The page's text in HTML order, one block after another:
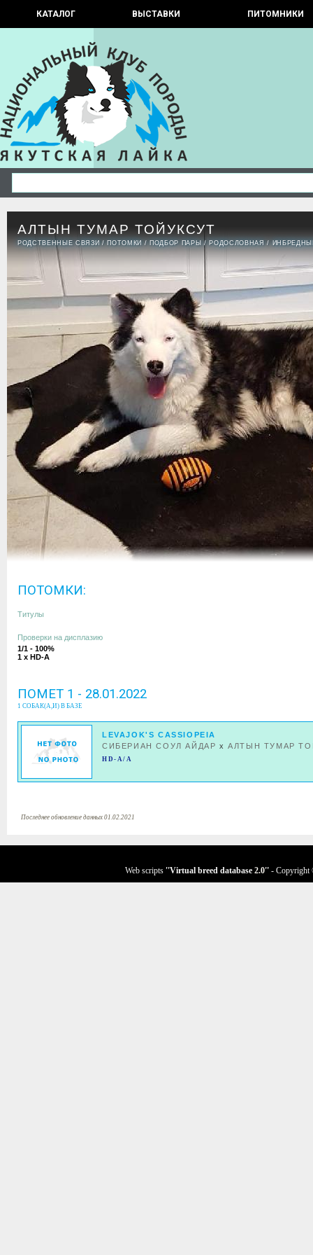
КАТАЛОГ ВЫСТАВКИ ПИТОМНИКИ
АЛТЫН ТУМАР ТОЙУКСУТ
РОДСТВЕННЫЕ СВЯЗИ / ПОТОМКИ / ПОДБОР ПАРЫ / РОДОСЛОВНАЯ /
ПОТОМКИ:
Титулы
Проверки на дисплазию
1/1 - 100%
1 x HD-A
ПОМЕТ 1 - 28.01.2022
1 СОБАК(А,И) В БАЗЕ
LEVAJOK'S CASSIOPEIA
СИБЕРИАН СОУЛ АЙДАР xАЛТЫН ТУМАР
HD-A/A
Последнее обновление данных 01.02.2021
Web scripts ''Virtual breed database 2.0'' - Copyright